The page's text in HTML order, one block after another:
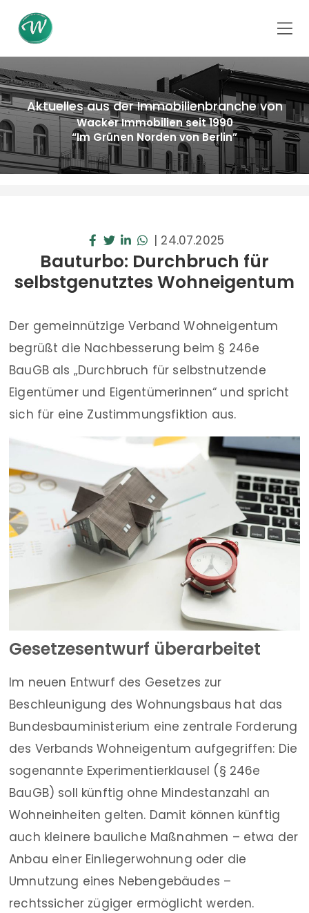
Aktuelles aus der Immobilienbranche von
Wacker Immobilien seit 1990
“Im Grünen Norden von Berlin”
| 24.07.2025
Bauturbo: Durchbruch für
selbstgenutztes Wohneigentum
Der gemeinnützige Verband Wohneigentum
begrüßt die Nachbesserung beim § 246e
BauGB als „Durchbruch für selbstnutzende
Eigentümer und Eigentümerinnen“ und spricht
sich für eine Zustimmungsfiktion aus.
Gesetzesentwurf überarbeitet
Im neuen Entwurf des Gesetzes zur
Beschleunigung des Wohnungsbaus hat das
Bundesbauministerium eine zentrale Forderung
des Verbands Wohneigentum aufgegriffen: Die
sogenannte Experimentierklausel (§ 246e
BauGB) soll künftig ohne Mindestanzahl an
Wohneinheiten gelten. Damit können künftig
auch kleinere bauliche Maßnahmen – etwa der
Anbau einer Einliegerwohnung oder die
Umnutzung eines Nebengebäudes –
rechtssicher zügiger ermöglicht werden.